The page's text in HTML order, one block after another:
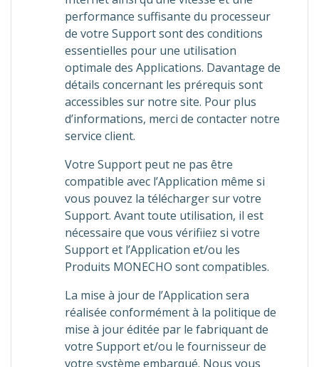
performance suffisante du processeur
de votre Support sont des conditions
essentielles pour une utilisation
optimale des Applications. Davantage de
détails concernant les prérequis sont
accessibles sur notre site. Pour plus
d’informations, merci de contacter notre
service client.
Votre Support peut ne pas être
compatible avec l’Application même si
vous pouvez la télécharger sur votre
Support. Avant toute utilisation, il est
nécessaire que vous vérifiiez si votre
Support et l’Application et/ou les
Produits MONECHO sont compatibles.
La mise à jour de l’Application sera
réalisée conformément à la politique de
mise à jour éditée par le fabriquant de
votre Support et/ou le fournisseur de
votre système embarqué. Nous vous